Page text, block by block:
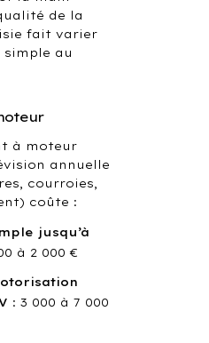
de la
fait varier
au
à moteur
annuelle
courroies,
coûte :
jusqu’à
à 2 000 €
: 3 000 à 7 000